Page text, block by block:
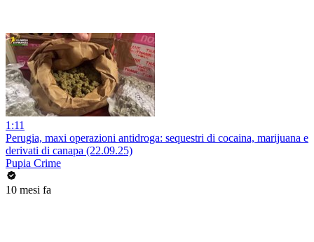
1:11
Perugia, maxi operazioni antidroga: sequestri di cocaina, marijuana e
derivati di canapa (22.09.25)
Pupia Crime
10 mesi fa